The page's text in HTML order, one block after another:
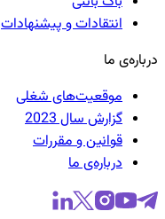
انتقادات و پیشنهادات
درباره‌ی ما
موقعیت‌های شغلی
گزارش سال 2023
قوانین و مقررات
درباره‌ی ما